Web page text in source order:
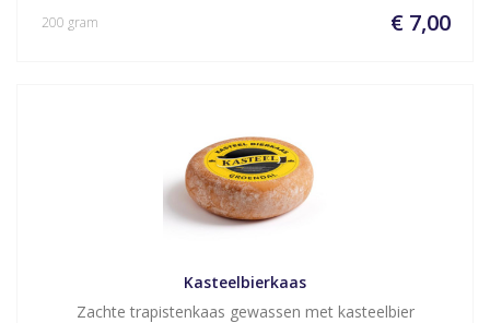
€ 7,00
200 gram
Kasteelbierkaas
Zachte trapistenkaas gewassen met kasteelbier